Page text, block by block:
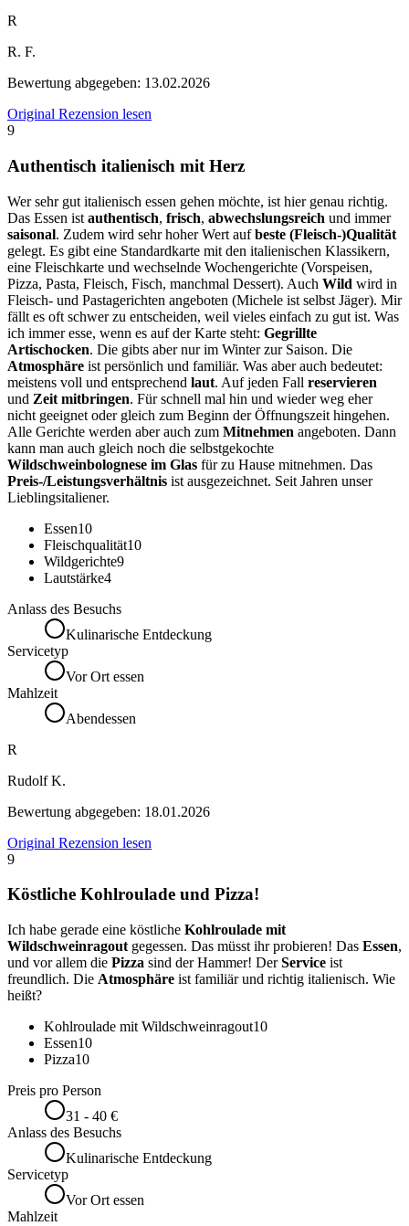
R
R. F.
Bewertung abgegeben: 13.02.2026
Original Rezension lesen
9
Authentisch italienisch mit Herz
Wer sehr gut italienisch essen gehen möchte, ist hier genau richtig.
Das Essen ist authentisch, frisch, abwechslungsreich und immer
saisonal. Zudem wird sehr hoher Wert aufbeste (Fleisch-)Qualität
gelegt. Es gibt eine Standardkarte mit den italienischen Klassikern,
eine Fleischkarte und wechselnde Wochengerichte (Vorspeisen,
Pizza, Pasta, Fleisch, Fisch, manchmal Dessert). Auch Wild wird in
Fleisch- und Pastagerichten angeboten (Michele ist selbst Jäger). Mir
fällt es oft schwer zu entscheiden, weil vieles einfach zu gut ist. Was
ich immer esse, wenn es auf der Karte steht: Gegrillte
Artischocken. Die gibts aber nur im Winter zur Saison. Die
Atmosphäre ist persönlich und familiär. Was aber auch bedeutet:
meistens voll und entsprechend laut. Auf jeden Fall reservieren
und Zeit mitbringen. Für schnell mal hin und wieder weg eher
nicht geeignet oder gleich zum Beginn der Öffnungszeit hingehen.
Alle Gerichte werden aber auch zum Mitnehmen angeboten. Dann
kann man auch gleich noch die selbstgekochte
Wildschweinbolognese im Glas für zu Hause mitnehmen. Das
Preis-/Leistungsverhältnis ist ausgezeichnet. Seit Jahren unser
Lieblingsitaliener.
Essen10
Fleischqualität10
Wildgerichte9
Lautstärke4
Anlass des Besuchs
Kulinarische Entdeckung
Servicetyp
Vor Ort essen
Mahlzeit
Abendessen
R
Rudolf K.
Bewertung abgegeben: 18.01.2026
Original Rezension lesen
9
Köstliche Kohlroulade und Pizza!
Ich habe gerade eine köstliche Kohlroulade mit
Wildschweinragout gegessen. Das müsst ihr probieren! Das Essen,
und vor allem die Pizza sind der Hammer! DerService ist
freundlich. Die Atmosphäre ist familiär und richtig italienisch. Wie
heißt?
Kohlroulade mit Wildschweinragout10
Essen10
Pizza10
Preis pro Person
31 - 40 €
Anlass des Besuchs
Kulinarische Entdeckung
Servicetyp
Vor Ort essen
Mahlzeit